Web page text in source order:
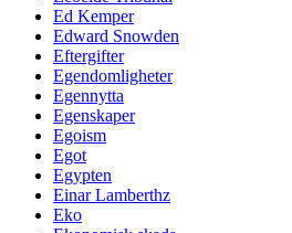
Ed Kemper
Edward Snowden
Eftergifter
Egendomligheter
Egennytta
Egenskaper
Egoism
Egot
Egypten
Einar Lamberthz
Eko